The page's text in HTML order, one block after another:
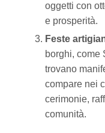
oggetti con
e prosperità.
Feste
borghi, come
trovano
compare nei
cerimonie,
comunità.